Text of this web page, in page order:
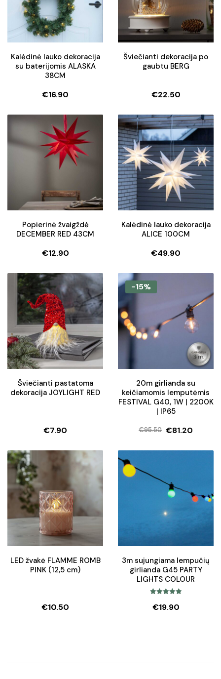
Kalėdinė lauko dekoracija
su baterijomis ALASKA
38CM
€16.90
Šviečianti dekoracija po
gaubtu BERG
€22.50
Popierinė žvaigždė
DECEMBER RED 43CM
€12.90
Kalėdinė lauko dekoracija
ALICE 100CM
€49.90
Šviečianti pastatoma
dekoracija JOYLIGHT RED
€7.90
-15%
20m girlianda su
keičiamomis lemputėmis
FESTIVAL G40, 1W | 2200K
| IP65
€95.50
Original
price
€81.20
Current
price
LED žvakė FLAMME ROMB
PINK (12,5 cm)
€10.50
3m sujungiama lempučių
girlianda G45 PARTY
LIGHTS COLOUR
5.00iš 5
€19.90